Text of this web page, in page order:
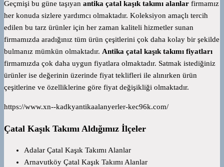
Geçmişi bu güne taşıyan antika çatal kaşık takımı alanlar firmamız
her konuda sizlere yardımcı olmaktadır. Koleksiyon amaçlı tercih
edilen bu tarz ürünler için her zaman kaliteli hizmetler sunan
firmamızda aradığınız tüm ürün çeşitlerini çok daha kolay bir şekilde
bulmanız mümkün olmaktadır. Antika çatal kaşık takımı fiyatları
firmamızda çok daha uygun fiyatlara olmaktadır. Satmak istediğiniz
ürünler ise değerinin üzerinde fiyat teklifleri ile alınırken ürün
çeşitlerine ve özelliklerine göre fiyat değişikliği olmaktadır.
https://www.xn--kadkyantikaalanyerler-kec96k.com/
Çatal Kaşık Takımı Aldığımız İlçeler
Adalar Çatal Kaşık Takımı Alanlar
Arnavutköy Çatal Kaşık Takımı Alanlar